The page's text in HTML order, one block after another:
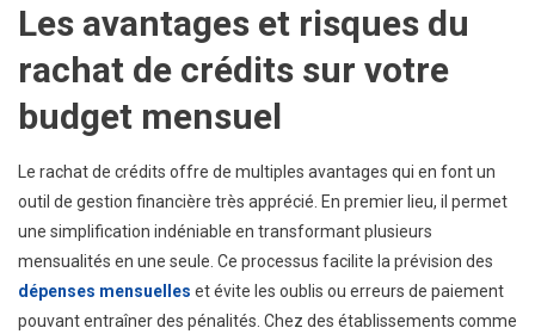
Les avantages et risques du
rachat de crédits sur votre
budget mensuel
Le rachat de crédits offre de multiples avantages qui en font un
outil de gestion financière très apprécié. En premier lieu, il permet
une simplification indéniable en transformant plusieurs
mensualités en une seule. Ce processus facilite la prévision des
dépenses mensuelles et évite les oublis ou erreurs de paiement
pouvant entraîner des pénalités. Chez des établissements comme